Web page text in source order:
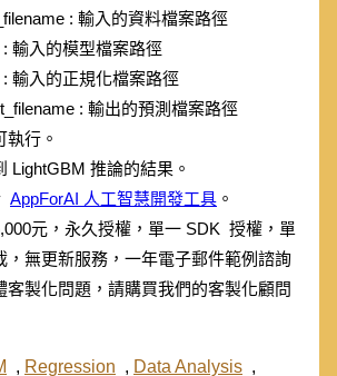
: 輸入的資料檔案路徑
: 輸入的模型檔案路徑
: 輸入的正規化檔案路徑
: 輸出的預測檔案路徑
行。
LightGBM 推論的結果。
AppForAI 人工智慧開發工具 。
元，永久授權，單一 SDK 授權，單
，無更新服務，一年電子郵件範例諮詢
客製化問題，請購買我們的客製化顧問
, Regression , Data Analysis ,